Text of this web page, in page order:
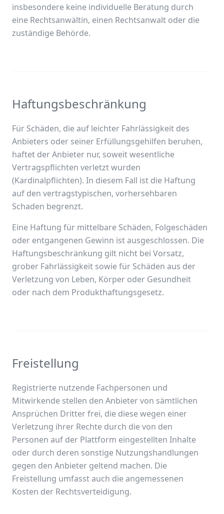
insbesondere keine individuelle Beratung durch
eine Rechtsanwältin, einen Rechtsanwalt oder die
zuständige Behörde.
Haftungsbeschränkung
Für Schäden, die auf leichter Fahrlässigkeit des
Anbieters oder seiner Erfüllungsgehilfen beruhen,
haftet der Anbieter nur, soweit wesentliche
Vertragspflichten verletzt wurden
(Kardinalpflichten). In diesem Fall ist die Haftung
auf den vertragstypischen, vorhersehbaren
Schaden begrenzt.
Eine Haftung für mittelbare Schäden, Folgeschäden
oder entgangenen Gewinn ist ausgeschlossen. Die
Haftungsbeschränkung gilt nicht bei Vorsatz,
grober Fahrlässigkeit sowie für Schäden aus der
Verletzung von Leben, Körper oder Gesundheit
oder nach dem Produkthaftungsgesetz.
Freistellung
Registrierte nutzende Fachpersonen und
Mitwirkende stellen den Anbieter von sämtlichen
Ansprüchen Dritter frei, die diese wegen einer
Verletzung ihrer Rechte durch die von den
Personen auf der Plattform eingestellten Inhalte
oder durch deren sonstige Nutzungshandlungen
gegen den Anbieter geltend machen. Die
Freistellung umfasst auch die angemessenen
Kosten der Rechtsverteidigung.